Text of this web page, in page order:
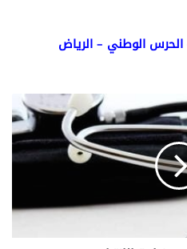
الحرس الوطني – الرياض